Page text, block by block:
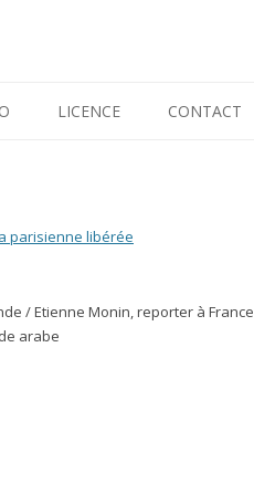
LICENCE CONTACT
parisienne libérée
/ Etienne Monin, reporter à France
arabe